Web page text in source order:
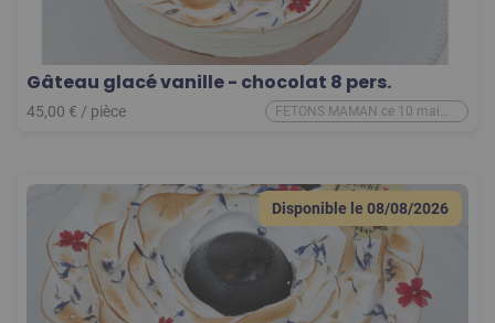
Gâteau glacé vanille - chocolat 8 pers.
45,00 € / pièce
FETONS MAMAN ce 10 mai
2026
Disponible le 08/08/2026